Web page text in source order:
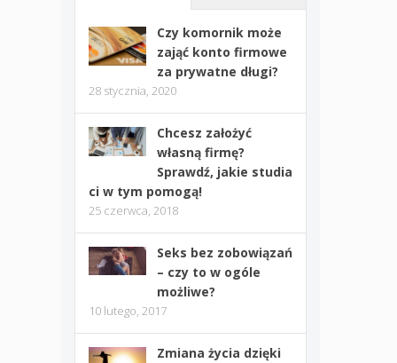
Czy komornik może
zająć konto firmowe
za prywatne długi?
28 stycznia, 2020
Chcesz założyć
własną firmę?
Sprawdź, jakie studia
ci w tym pomogą!
25 czerwca, 2018
Seks bez zobowiązań
– czy to w ogóle
możliwe?
10 lutego, 2017
Zmiana życia dzięki